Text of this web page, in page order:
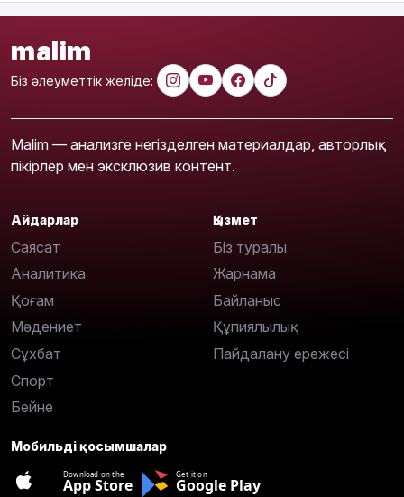
malim
Біз әлеуметтік желіде:
Malim — анализге негізделген материалдар, авторлық
пікірлер мен эксклюзив контент.
Айдарлар
Саясат
Аналитика
Қоғам
Мәдениет
Сұхбат
Спорт
Бейне
Қызмет
Біз туралы
Жарнама
Байланыс
Құпиялылық
Пайдалану ережесі
Мобильді қосымшалар
Download on the
App Store
Get it on
Google Play